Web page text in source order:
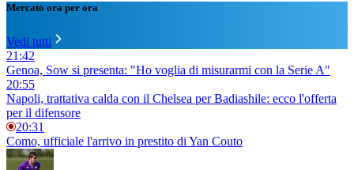
Mercato ora per ora
Vedi tutti
21:42
Genoa, Sow si presenta: "Ho voglia di misurarmi con la Serie A"
20:55
Napoli, trattativa calda con il Chelsea per Badiashile: ecco l'offerta
per il difensore
20:31
Como, ufficiale l'arrivo in prestito di Yan Couto